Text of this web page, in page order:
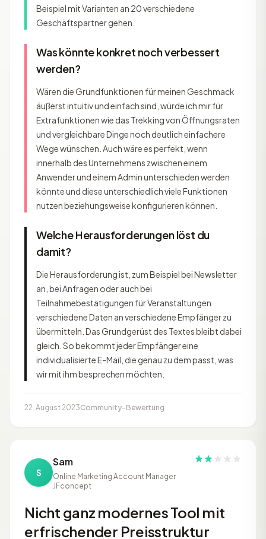
Beispiel mit Varianten an 20 verschiedene
Geschäftspartner gehen.
Was könnte konkret noch verbessert
werden?
Wären die Grundfunktionen für meinen Geschmack
äußerst intuitiv und einfach sind, würde ich mir für
Extrafunktionen wie das Trekking von Öffnungsraten
und vergleichbare Dinge noch deutlich einfachere
Wege wünschen. Auch wäre es perfekt, wenn
innerhalb des Unternehmens zwischen einem
Anwender und einem Admin unterschieden werden
könnte und diese unterschiedlich viele Funktionen
nutzen beziehungsweise konfigurieren können.
Welche Herausforderungen löst du
damit?
Die Herausforderung ist, zum Beispiel bei Newsletter
an, bei Anfragen oder auch bei
Teilnahmebestätigungen für Veranstaltungen
verschiedene Daten an verschiedene Empfänger zu
übermitteln. Das Grundgerüst des Textes bleibt dabei
gleich. So bekommt jeder Empfänger eine
individualisierte E-Mail, die genau zu dem passt, was
wir mit ihm besprechen möchten.
22. August 2023Community-Bewertung
S
Sam
Online Marketing Account Manager
JFconcept
Nicht ganz modernes Tool mit
erfrischender Preisstruktur